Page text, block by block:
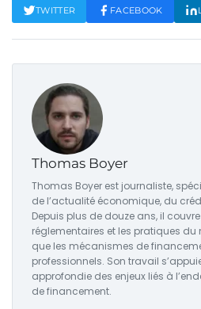
TWITTER FACEBOOK
Thomas Boyer
Thomas Boyer est journaliste,
de l’actualité économique, du
Depuis plus de douze ans, il
réglementaires et les pratiques
que les mécanismes de
professionnels. Son travail
approfondie des enjeux liés à
de financement.